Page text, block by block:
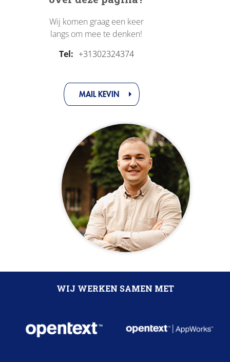
Wij komen graag een keer
langs om mee te denken!
Tel: +31302324374
MAIL KEVIN
WIJ WERKEN SAMEN MET